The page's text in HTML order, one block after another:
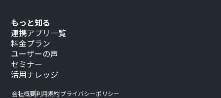
もっと知る
連携アプリ一覧
料金プラン
ユーザーの声
セミナー
活用ナレッジ
会社概要利用規約プライバシーポリシー